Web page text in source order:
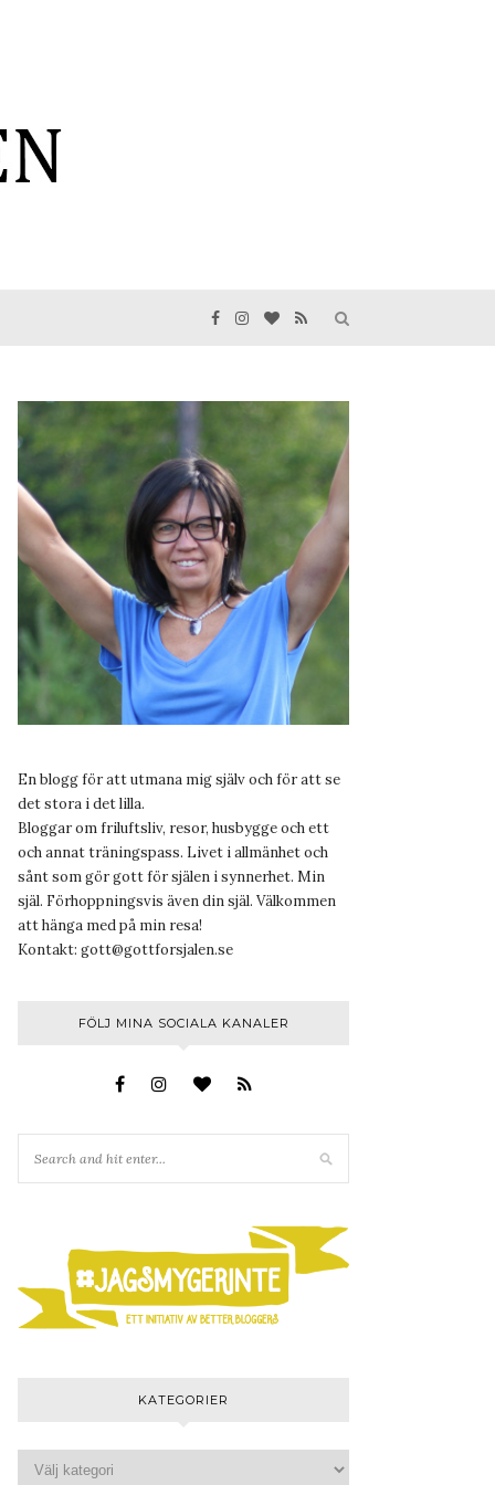
En blogg för att utmana mig själv och för att se
det stora i det lilla.
Bloggar om friluftsliv, resor, husbygge och ett
och annat träningspass. Livet i allmänhet och
sånt som gör gott för själen i synnerhet. Min
själ. Förhoppningsvis även din själ. Välkommen
att hänga med på min resa!
Kontakt: gott@gottforsjalen.se
FÖLJ MINA SOCIALA KANALER
KATEGORIER